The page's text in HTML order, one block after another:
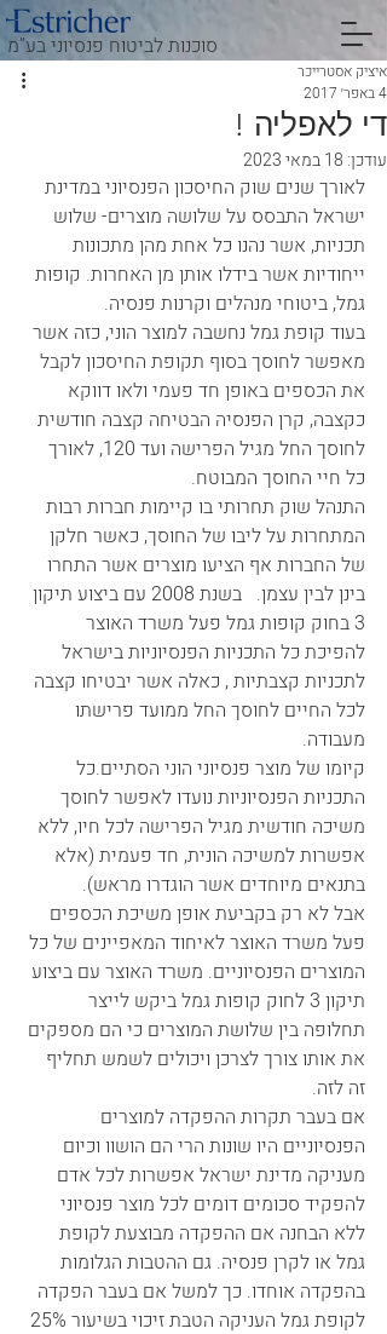
סוכנות לביטוח פנסיוני בע"מ
די לאפליה !
איציק אסטרייכר
4 באפר׳ 2017
עודכן: 18 במאי 2023
לאורך שנים שוק החיסכון הפנסיוני במדינת
ישראל התבסס על שלושה מוצרים- שלוש
תכניות, אשר נהנו כל אחת מהן מתכונות
ייחודיות אשר בידלו אותן מן האחרות. קופות
גמל, ביטוחי מנהלים וקרנות פנסיה.
בעוד קופת גמל נחשבה למוצר הוני, כזה אשר
מאפשר לחוסך בסוף תקופת החיסכון לקבל
את הכספים באופן חד פעמי ולאו דווקא
כקצבה, קרן הפנסיה הבטיחה קצבה חודשית
לחוסך החל מגיל הפרישה ועד 120, לאורך
כל חיי החוסך המבוטח.
התנהל שוק תחרותי בו קיימות חברות רבות
המתחרות על ליבו של החוסך, כאשר חלקן
של החברות אף הציעו מוצרים אשר התחרו
בינן לבין עצמן.   בשנת 2008 עם ביצוע תיקון
3 בחוק קופות גמל פעל משרד האוצר
להפיכת כל התכניות הפנסיוניות בישראל
לתכניות קצבתיות , כאלה אשר יבטיחו קצבה
לכל החיים לחוסך החל ממועד פרישתו
מעבודה.
קיומו של מוצר פנסיוני הוני הסתיים.כל
התכניות הפנסיוניות נועדו לאפשר לחוסך
משיכה חודשית מגיל הפרישה לכל חיו, ללא
אפשרות למשיכה הונית, חד פעמית (אלא
בתנאים מיוחדים אשר הוגדרו מראש).
אבל לא רק בקביעת אופן משיכת הכספים
פעל משרד האוצר לאיחוד המאפיינים של כל
המוצרים הפנסיוניים. משרד האוצר עם ביצוע
תיקון 3 לחוק קופות גמל ביקש לייצר
תחלופה בין שלושת המוצרים כי הם מספקים
את אותו צורך לצרכן ויכולים לשמש תחליף
זה לזה.
אם בעבר תקרות ההפקדה למוצרים
הפנסיוניים היו שונות הרי הם הושוו וכיום
מעניקה מדינת ישראל אפשרות לכל אדם
להפקיד סכומים דומים לכל מוצר פנסיוני
ללא הבחנה אם ההפקדה מבוצעת לקופת
גמל או לקרן פנסיה. גם ההטבות הגלומות
בהפקדה אוחדו. כך למשל אם בעבר הפקדה